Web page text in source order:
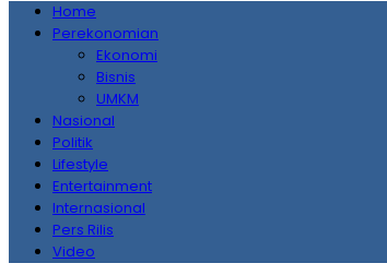
Home
Perekonomian
Ekonomi
Bisnis
UMKM
Nasional
Politik
Lifestyle
Entertainment
Internasional
Pers Rilis
Video